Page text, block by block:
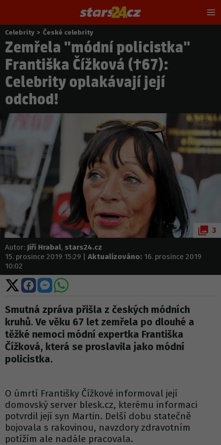
Nacházíte
se
zde:
Celebrity > České celebrity
Zemřela "módní policistka"
Františka Čížková (†67):
Celebrity oplakávají její
odchod!
3
Autor: Jiří Hrabal, stars24.cz
15. prosince 2019 15:29 | Aktualizováno: 16. prosince 2019
10:02
Sdílet
na
X
Sdílet
na
Facebooku
Sdílet
na
Messengeru
Sdílet
WhatsApp
Smutná zpráva přišla z českých módních
kruhů. Ve věku 67 let zemřela po dlouhé a
těžké nemoci módní expertka Františka
Čížková, která se proslavila jako módní
policistka.
O úmrtí Františky Čížkové informoval její
domovský server blesk.cz, kterému informaci
potvrdil její syn Martin. Delší dobu statečně
bojovala s rakovinou, navzdory zdravotním
potížím ale nadále pracovala.